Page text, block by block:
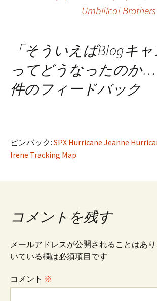
ナ
ビ
ー
ョ
ン
Umbilical
「そういえばBlogキ
ってどうなったのか…
件のフィードバック
ピンバック: SPX Hurricane Jeanne
Irene Tracking Map
コメントを残す
メールアドレスが公開されることはあり
いている欄は必須項目です
コメント ※